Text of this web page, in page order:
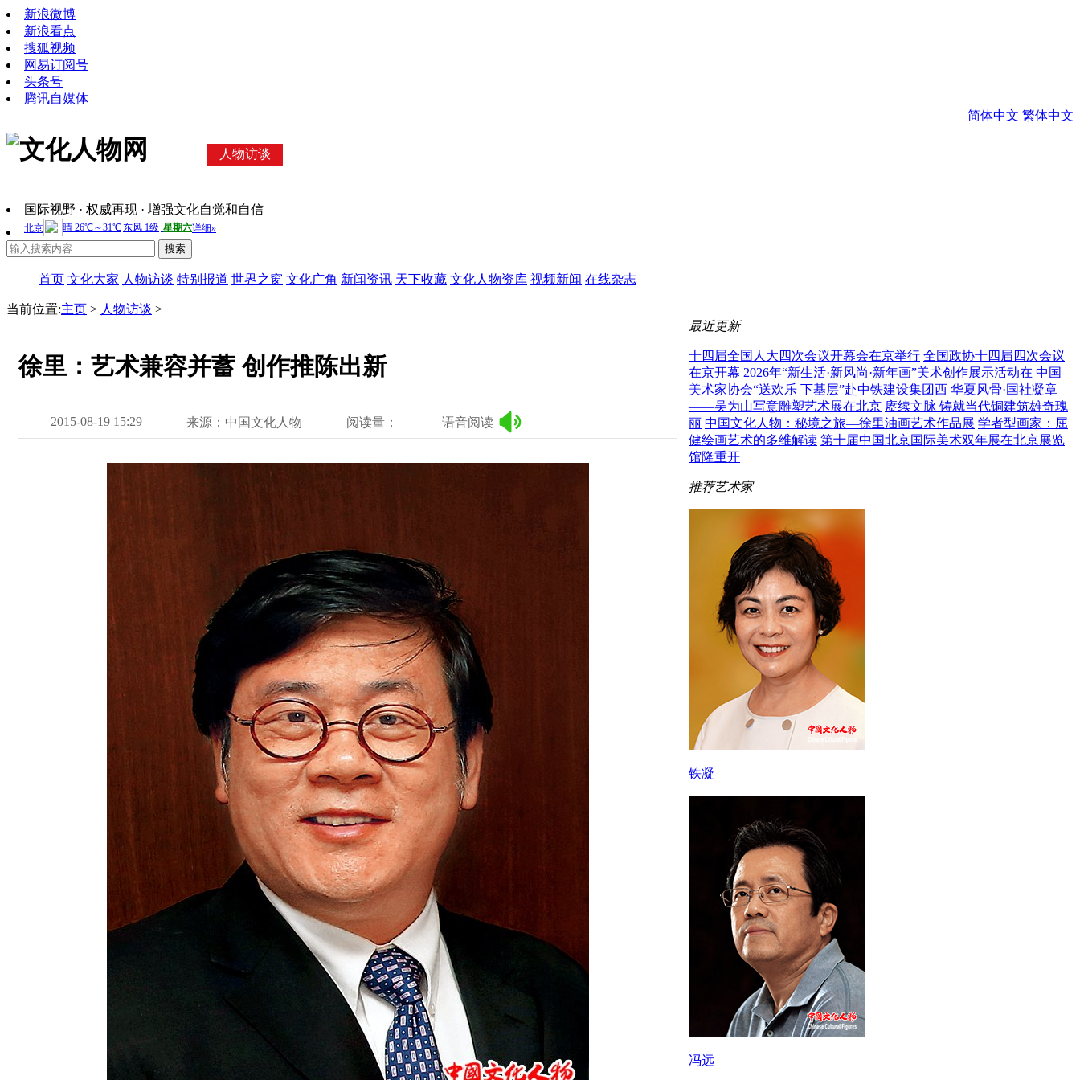
新浪微博
新浪看点
搜狐视频
网易订阅号
头条号
腾讯自媒体
简体中文 繁体中文
人物访谈
国际视野 · 权威再现 · 增强文化自觉和自信
搜索
首页 文化大家 人物访谈 特别报道 世界之窗 文化广角 新闻资讯 天下收藏 文化人物资库 视频新闻 在线杂志
当前位置:主页 > 人物访谈 >
徐里：艺术兼容并蓄 创作推陈出新
2015-08-19 15:29 来源：中国文化人物 阅读量： 语音阅读
最近更新
十四届全国人大四次会议开幕会在京举行 全国政协十四届四次会议
在京开幕 2026年“新生活·新风尚·新年画”美术创作展示活动在 中国
美术家协会“送欢乐 下基层”赴中铁建设集团西 华夏风骨·国社凝章
——吴为山写意雕塑艺术展在北京 赓续文脉 铸就当代铜建筑雄奇瑰
丽 中国文化人物：秘境之旅—徐里油画艺术作品展 学者型画家：屈
健绘画艺术的多维解读 第十届中国北京国际美术双年展在北京展览
馆隆重开
推荐艺术家
铁凝
冯远